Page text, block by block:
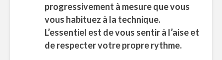
progressivement à mesure que vous
vous habituez à la technique.
L’essentiel est de vous sentir à l’aise et
de respecter votre propre rythme.